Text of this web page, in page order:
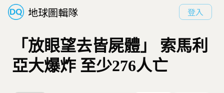
地球圖輯隊 登入
「放眼望去皆屍體」 索馬利
亞大爆炸 至少276人亡